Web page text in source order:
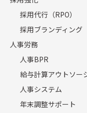
採用代行（RPO）
採用ブランディング
人事労務
人事BPR
給与計算アウトソー
人事システム
年末調整サポート